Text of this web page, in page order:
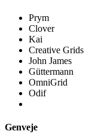
Prym
Clover
Kai
Creative Grids
John James
Güttermann
OmniGrid
Odif
Genveje